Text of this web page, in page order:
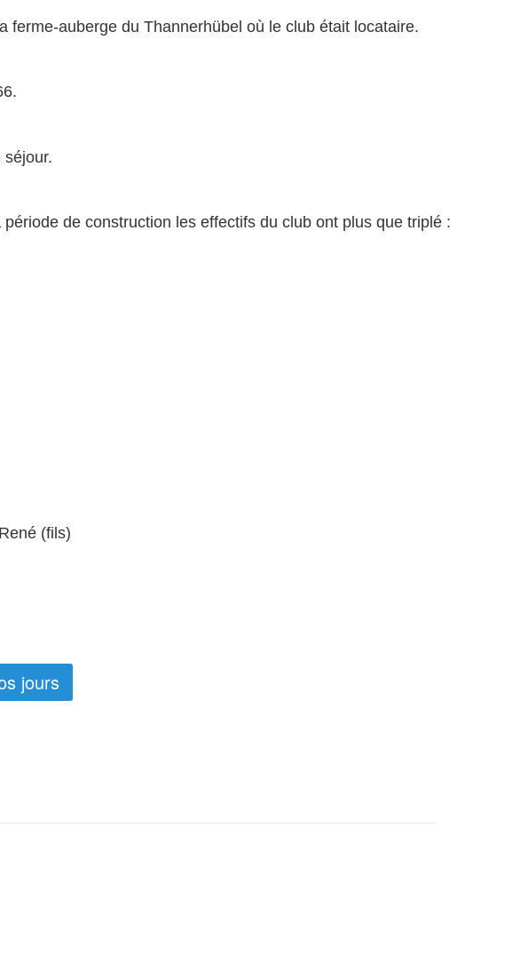
auberge du Thannerhübel où le club était locataire.
de construction les effectifs du club ont plus que triplé :
(fils)
jours